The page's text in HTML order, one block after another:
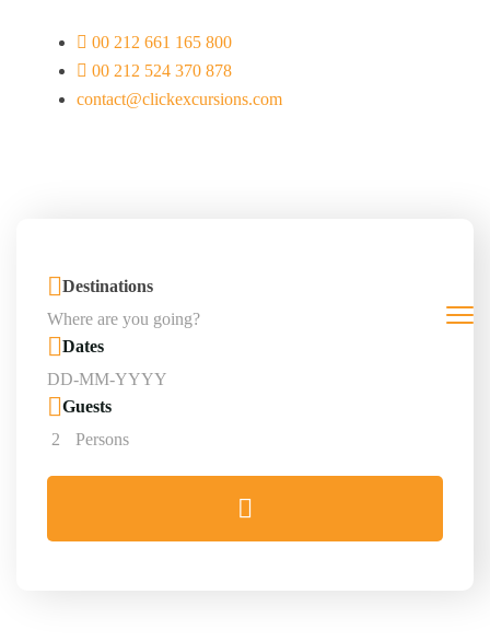
00 212 661 165 800
00 212 524 370 878
contact@clickexcursions.com
Destinations
Dates
Guests
2
Persons